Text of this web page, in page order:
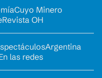
Cuyo Minero
Revista OH
Argentina
las redes